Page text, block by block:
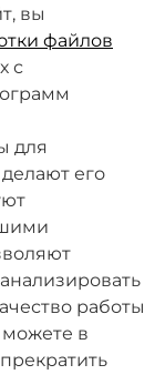
вы
файлов
с
для
его
работы
можете в